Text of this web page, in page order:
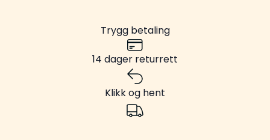
Trygg betaling
14 dager returrett
Klikk og hent